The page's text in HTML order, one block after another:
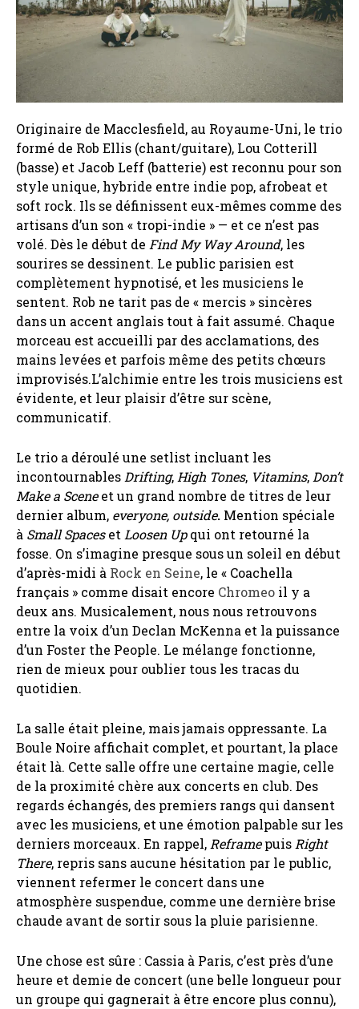
Originaire de Macclesfield, au Royaume-Uni, le trio
formé de Rob Ellis (chant/guitare), Lou Cotterill
(basse) et Jacob Leff (batterie) est reconnu pour son
style unique, hybride entre indie pop, afrobeat et
soft rock. Ils se définissent eux-mêmes comme des
artisans d’un son « tropi-indie » — et ce n’est pas
volé. Dès le début de Find My Way Around, les
sourires se dessinent. Le public parisien est
complètement hypnotisé, et les musiciens le
sentent. Rob ne tarit pas de « mercis » sincères
dans un accent anglais tout à fait assumé. Chaque
morceau est accueilli par des acclamations, des
mains levées et parfois même des petits chœurs
improvisés.L’alchimie entre les trois musiciens est
évidente, et leur plaisir d’être sur scène,
communicatif.
Le trio a déroulé une setlist incluant les
incontournablesDrifting,High Tones, Vitamins,Don’t
Make a Sceneet un grand nombre de titres de leur
dernier album, everyone, outside. Mention spéciale
à Small SpacesetLoosen Upqui ont retourné la
fosse. On s’imagine presque sous un soleil en début
d’après-midi à Rock en Seine, le « Coachella
français » comme disait encore Chromeo il y a
deux ans. Musicalement, nous nous retrouvons
entre la voix d’un Declan McKenna et la puissance
d’un Foster the People. Le mélange fonctionne,
rien de mieux pour oublier tous les tracas du
quotidien.
La salle était pleine, mais jamais oppressante. La
Boule Noire affichait complet, et pourtant, la place
était là. Cette salle offre une certaine magie, celle
de la proximité chère aux concerts en club. Des
regards échangés, des premiers rangs qui dansent
avec les musiciens, et une émotion palpable sur les
derniers morceaux. En rappel,ReframepuisRight
There, repris sans aucune hésitation par le public,
viennent refermer le concert dans une
atmosphère suspendue, comme une dernière brise
chaude avant de sortir sous la pluie parisienne.
Une chose est sûre : Cassia à Paris, c’est près d’une
heure et demie de concert (une belle longueur pour
un groupe qui gagnerait à être encore plus connu),